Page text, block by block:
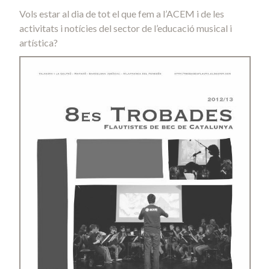
Vols estar al dia de tot el que fem a l’ACEM i de les
activitats i notícies del sector de l’educació musical i
artística?